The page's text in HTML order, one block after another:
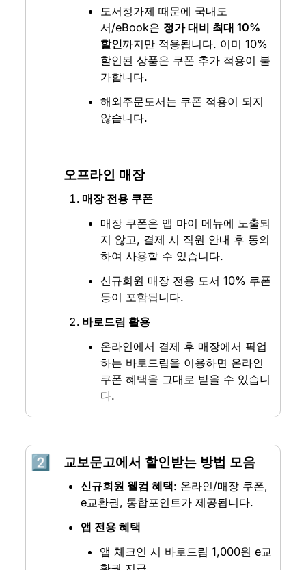
도서정가제 때문에 국내도
서/eBook은 정가 대비 최대 10%
할인까지만 적용됩니다. 이미 10%
할인된 상품은 쿠폰 추가 적용이 불
가합니다.
해외주문도서는 쿠폰 적용이 되지
않습니다.
오프라인 매장
매장 전용 쿠폰
매장 쿠폰은 앱 마이 메뉴에 노출되
지 않고, 결제 시 직원 안내 후 동의
하여 사용할 수 있습니다.
신규회원 매장 전용 도서 10% 쿠폰
등이 포함됩니다.
바로드림 활용
온라인에서 결제 후 매장에서 픽업
하는 바로드림을 이용하면 온라인
쿠폰 혜택을 그대로 받을 수 있습니
다.
2️⃣ 교보문고에서 할인받는 방법 모음
신규회원 웰컴 혜택: 온라인/매장 쿠폰,
e교환권, 통합포인트가 제공됩니다.
앱 전용 혜택
앱 체크인 시 바로드림 1,000원 e교